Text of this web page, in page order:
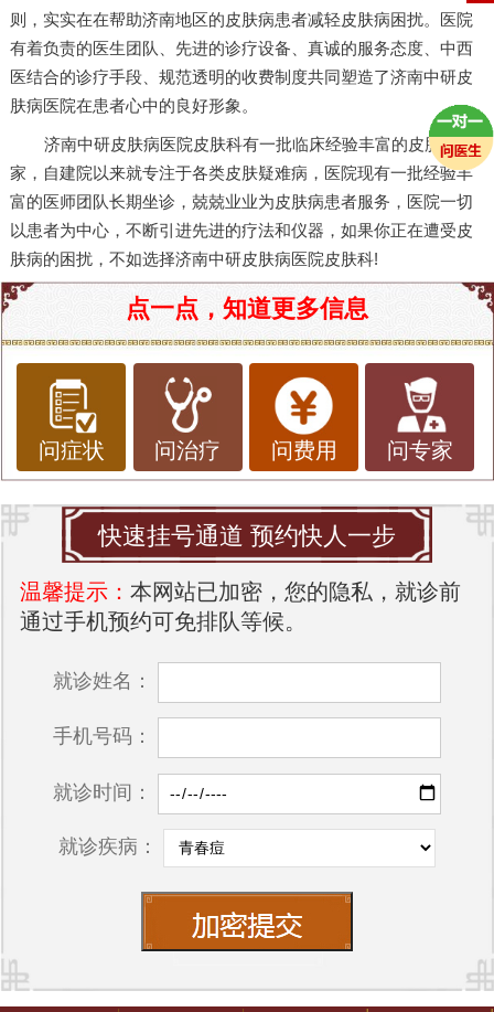
则，实实在在帮助济南地区的皮肤病患者减轻皮肤病困扰。医院
有着负责的医生团队、先进的诊疗设备、真诚的服务态度、中西
医结合的诊疗手段、规范透明的收费制度共同塑造了济南中研皮
肤病医院在患者心中的良好形象。
济南中研皮肤病医院皮肤科有一批临床经验丰富的皮肤科专
家，自建院以来就专注于各类皮肤疑难病，医院现有一批经验丰
富的医师团队长期坐诊，兢兢业业为皮肤病患者服务，医院一切
以患者为中心，不断引进先进的疗法和仪器，如果你正在遭受皮
肤病的困扰，不如选择济南中研皮肤病医院皮肤科!
点一点，知道更多信息
问症状 问治疗 问费用 问专家
快速挂号通道 预约快人一步
温馨提示： 本网站已加密，您的隐私，就诊前
通过手机预约可免排队等候。
就诊姓名：
手机号码：
就诊时间：
就诊疾病：